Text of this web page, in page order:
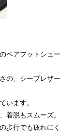
ベアフットシュー
の、シープレザー
います。
着脱もスムーズ。
歩行でも疲れにく